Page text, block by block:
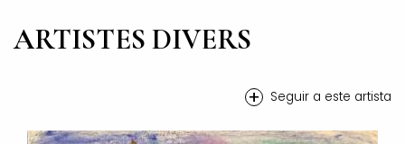
ARTISTES DIVERS
+ Seguir a este artista